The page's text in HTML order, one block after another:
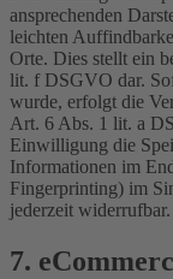
ansprechenden
leichten
Orte. Dies stellt ein
lit. f DSGVO dar.
wurde, erfolgt die
Art. 6 Abs. 1 lit. a
Einwilligung die
Informationen im
Fingerprinting) im
jederzeit widerrufbar.
7.